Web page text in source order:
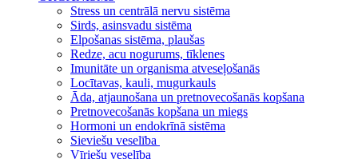
Stress un centrālā nervu sistēma
Sirds, asinsvadu sistēma
Elpošanas sistēma, plaušas
Redze, acu nogurums, tīklenes
Imunitāte un organisma atveseļošanās
Locītavas, kauli, mugurkauls
Āda, atjaunošana un pretnovecošanās kopšana
Pretnovecošanās kopšana un miegs
Hormoni un endokrīnā sistēma
Sieviešu veselība
Vīriešu veselība